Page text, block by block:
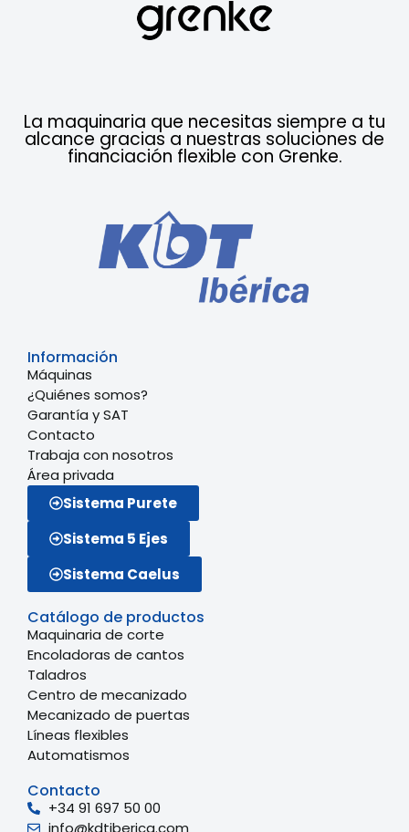
La maquinaria que necesitas siempre a tu
alcance gracias a nuestras soluciones de
financiación flexible con Grenke.
Información
Máquinas
¿Quiénes somos?
Garantía y SAT
Contacto
Trabaja con nosotros
Área privada
Sistema Purete
Sistema 5 Ejes
Sistema Caelus
Catálogo de productos
Maquinaria de corte
Encoladoras de cantos
Taladros
Centro de mecanizado
Mecanizado de puertas
Líneas flexibles
Automatismos
Contacto
+34 91 697 50 00
info@kdtiberica.com